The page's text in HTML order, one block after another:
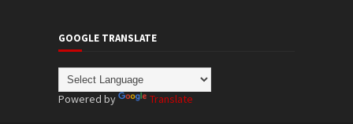
GOOGLE TRANSLATE
Powered by Translate